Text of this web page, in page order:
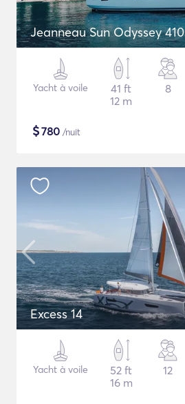
Jeanneau Sun Odyssey 410
Yacht à voile
41 ft
12 m
8
$780 /nuit
Excess 14
Yacht à voile
52 ft
16 m
12